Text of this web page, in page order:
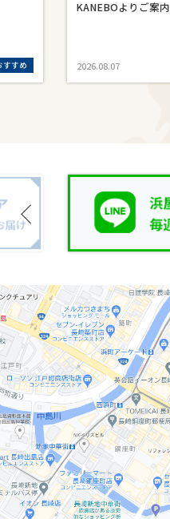
すすめ
KANEBOよりご案内
2026.08.07